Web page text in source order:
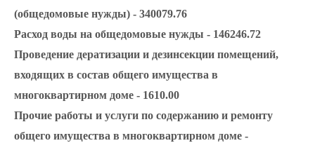
(общедомовые нужды) - 340079.76
Расход воды на общедомовые нужды - 146246.72
Проведение дератизации и дезинсекции помещений,
входящих в состав общего имущества в
многоквартирном доме - 1610.00
Прочие работы и услуги по содержанию и ремонту
общего имущества в многоквартирном доме -